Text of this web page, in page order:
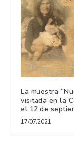
La muestra
visitada en la
el 12 de
17/07/2021